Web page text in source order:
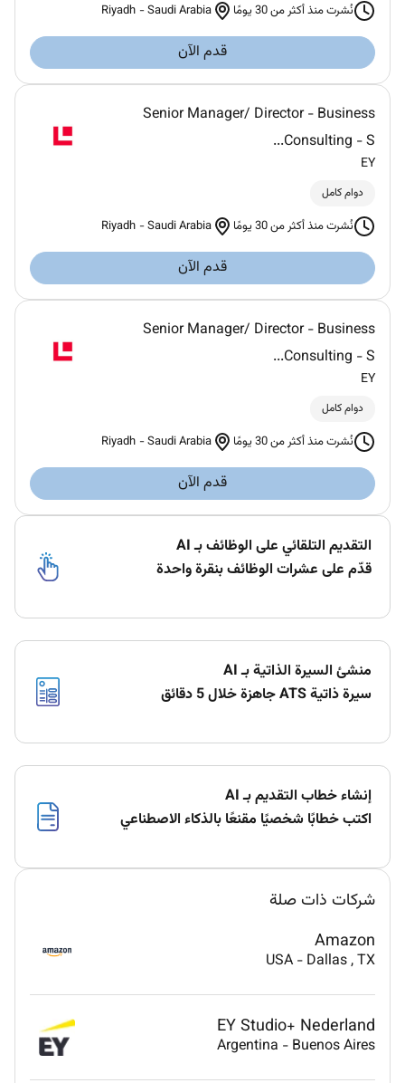
نُشرت منذ أكثر من 30 يومًا Riyadh -Saudi Arabia
قدم الآن
Senior Manager/ Director - Business
Consulting - S...
EY
دوام كامل
نُشرت منذ أكثر من 30 يومًا Riyadh -Saudi Arabia
قدم الآن
Senior Manager/ Director - Business
Consulting - S...
EY
دوام كامل
نُشرت منذ أكثر من 30 يومًا Riyadh -Saudi Arabia
قدم الآن
التقديم التلقائي على الوظائف بـ AI
قدّم على عشرات الوظائف بنقرة واحدة
منشئ السيرة الذاتية بـ AI
سيرة ذاتية ATS جاهزة خلال 5 دقائق
إنشاء خطاب التقديم بـ AI
اكتب خطابًا شخصيًا مقنعًا بالذكاء الاصطناعي
شركات ذات صلة
Amazon
USA - Dallas, TX
EY Studio+ Nederland
Argentina - Buenos Aires